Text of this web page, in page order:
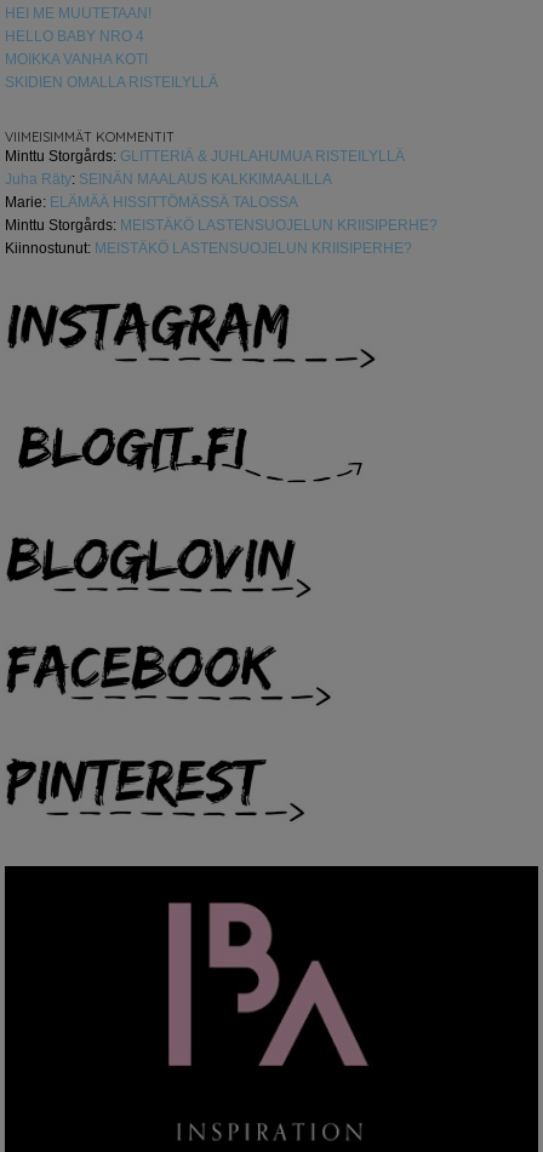
HEI ME MUUTETAAN!
HELLO BABY NRO 4
MOIKKA VANHA KOTI
SKIDIEN OMALLA RISTEILYLLÄ
VIIMEISIMMÄT KOMMENTIT
Minttu Storgårds: GLITTERIÄ & JUHLAHUMUA RISTEILYLLÄ
Juha Räty: SEINÄN MAALAUS KALKKIMAALILLA
Marie: ELÄMÄÄ HISSITTÖMÄSSÄ TALOSSA
Minttu Storgårds: MEISTÄKÖ LASTENSUOJELUN KRIISIPERHE?
Kiinnostunut: MEISTÄKÖ LASTENSUOJELUN KRIISIPERHE?